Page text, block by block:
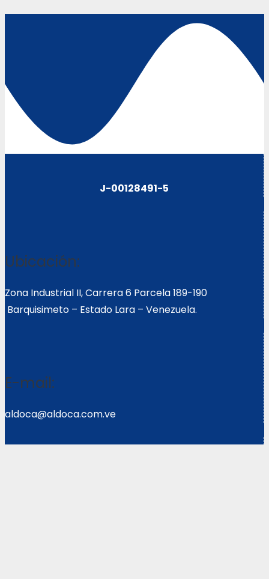
J-00128491-5
Ubicación:
Zona Industrial II, Carrera 6 Parcela 189-190
Barquisimeto – Estado Lara – Venezuela.
E-mail:
aldoca@aldoca.com.ve